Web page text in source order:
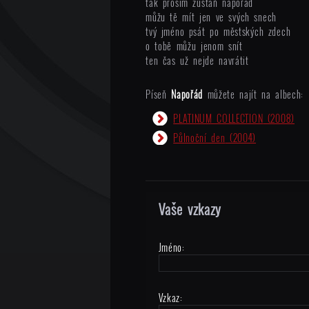
můžu tě mít jen ve svých snech
tvý jméno psát po městských zdech
o tobě můžu jenom snít
ten čas už nejde navrátit
Píseň Napořád můžete najít na albech:
PLATINUM COLLECTION (2008)
Půlnoční den (2004)
Vaše vzkazy
Jméno:
Vzkaz: